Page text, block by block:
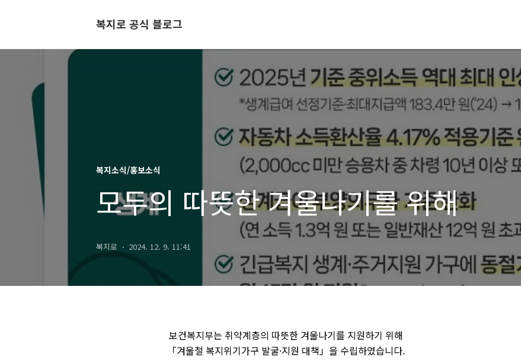
복지로 공식 블로그
복지소식/홍보소식
모두의 따뜻한 겨울나기를 위해
복지로 2024. 12. 9. 11:41
보건복지부는 취약계층의 따뜻한 겨울나기를 지원하기 위해
「겨울철 복지위기가구 발굴·지원 대책」을 수립하였습니다.